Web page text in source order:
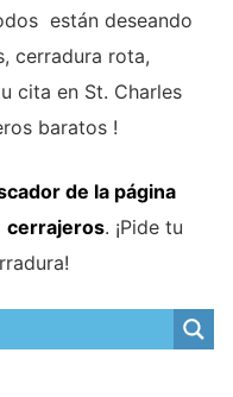
están deseando
cerradura rota,
cita en St. Charles
baratos !
de la página
cerrajeros. ¡Pide tu